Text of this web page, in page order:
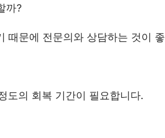
까?
때문에 전문의와 상담하는 것이
도의 회복 기간이 필요합니다.